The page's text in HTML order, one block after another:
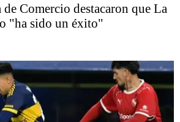
de Comercio destacaron que La
"ha sido un éxito"